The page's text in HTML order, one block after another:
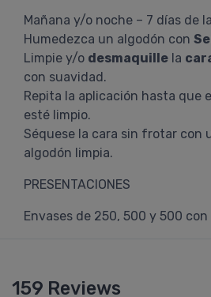
Mañana y/o noche – 7 días de
Humedezca un algodón con
Limpie y/o desmaquille la
con suavidad.
Repita la aplicación hasta que
esté limpio.
Séquese la cara sin frotar con
algodón limpia.
PRESENTACIONES
Envases de 250, 500 y 500 con
159 Reviews